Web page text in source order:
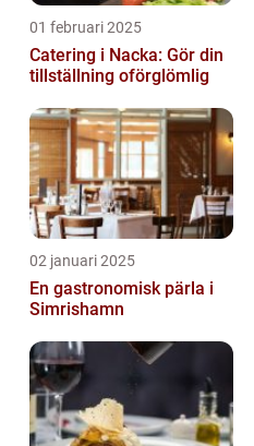
01 februari 2025
Catering i Nacka: Gör din
tillställning oförglömlig
02 januari 2025
En gastronomisk pärla i
Simrishamn